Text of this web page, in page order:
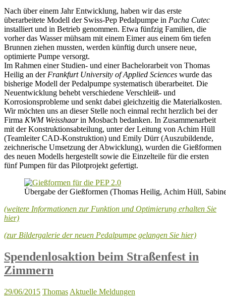
Nach über einem Jahr Entwicklung, haben wir das erste
überarbeitete Modell der Swiss-Pep Pedalpumpe in Pacha Cutec
installiert und in Betrieb genommen. Etwa fünfzig Familien, die
vorher das Wasser mühsam mit einem Eimer aus einem 6m tiefen
Brunnen ziehen mussten, werden künftig durch unsere neue,
optimierte Pumpe versorgt.
Im Rahmen einer Studien- und einer Bachelorarbeit von Thomas
Heilig an der Frankfurt University of Applied Sciences wurde das
bisherige Modell der Pedalpumpe systematisch überarbeitet. Die
Neuentwicklung behebt verschiedene Verschleiß- und
Korrosionsprobleme und senkt dabei gleichzeitig die Materialkosten.
Wir möchten uns an dieser Stelle noch einmal recht herzlich bei der
Firma KWM Weisshaarin Mosbach bedanken. In Zusammenarbeit
mit der Konstruktionsabteilung, unter der Leitung von Achim Hüll
(Teamleiter CAD-Konstruktion) und Emily Dürr (Auszubildende,
zeichnerische Umsetzung der Abwicklung), wurden die Gießformen
des neuen Modells hergestellt sowie die Einzelteile für die ersten
fünf Pumpen für das Pilotprojekt gefertigt.
Übergabe der Gießformen (Thomas Heilig, Achim Hüll,
(weitere Informationen zur Funktion und Optimierung erhalten Sie
hier)
(zur Bildergalerie der neuen Pedalpumpe gelangen Sie hier)
Spendenlosaktion beim Straßenfest in
Zimmern
29/06/2015 Thomas Aktuelle Meldungen